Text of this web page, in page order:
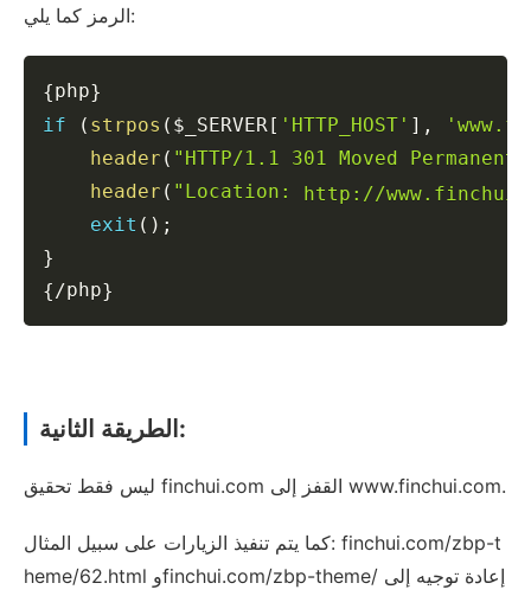
الرمز كما يلي:
{php}
if
( strpos ( $_SERVER[ 'HTTP_HOST' ] ,
header ( "HTTP/1.1 301 Moved
header ( "Location: http://
exit ( ) ;
}
{/php}
الطريقة الثانية:
ليس فقط تحقيق finchui.com القفز إلى www.finchui.com.
كما يتم تنفيذ الزيارات على سبيل المثال: finchui.com/zbp-t
heme/62.html وfinchui.com/zbp-theme/ إعادة توجيه إلى